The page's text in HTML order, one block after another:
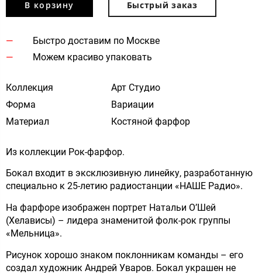
В корзину Быстрый заказ
Быстро доставим по Москве
Можем красиво упаковать
Коллекция
Арт Студио
Форма
Вариации
Материал
Костяной фарфор
Из коллекции Рок-фарфор.
Бокал входит в эксклюзивную линейку, разработанную
специально к 25-летию радиостанции «НАШЕ Радио».
На фарфоре изображен портрет Натальи О’Шей
(Хелависы) – лидера знаменитой фолк-рок группы
«Мельница».
Рисунок хорошо знаком поклонникам команды – его
создал художник Андрей Уваров. Бокал украшен не